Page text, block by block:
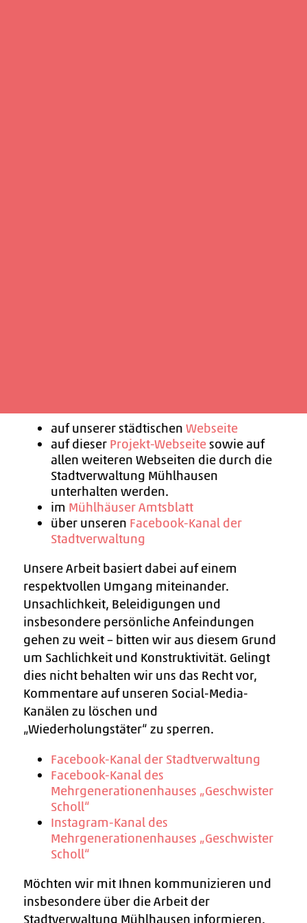
auf unserer städtischen Webseite
auf dieser Projekt-Webseitesowie auf
allen weiteren Webseiten die durch die
Stadtverwaltung Mühlhausen
unterhalten werden.
im Mühlhäuser Amtsblatt
über unseren Facebook-Kanal der
Stadtverwaltung
Unsere Arbeit basiert dabei auf einem
respektvollen Umgang miteinander.
Unsachlichkeit, Beleidigungen und
insbesondere persönliche Anfeindungen
gehen zu weit – bitten wir aus diesem Grund
um Sachlichkeit und Konstruktivität. Gelingt
dies nicht behalten wir uns das Recht vor,
Kommentare auf unseren Social-Media-
Kanälen zu löschen und
„Wiederholungstäter“ zu sperren.
Facebook-Kanal der Stadtverwaltung
Facebook-Kanal des
Mehrgenerationenhauses „Geschwister
Scholl“
Instagram-Kanal des
Mehrgenerationenhauses „Geschwister
Scholl“
Möchten wir mit Ihnen kommunizieren und
insbesondere über die Arbeit der
Stadtverwaltung Mühlhausen informieren.